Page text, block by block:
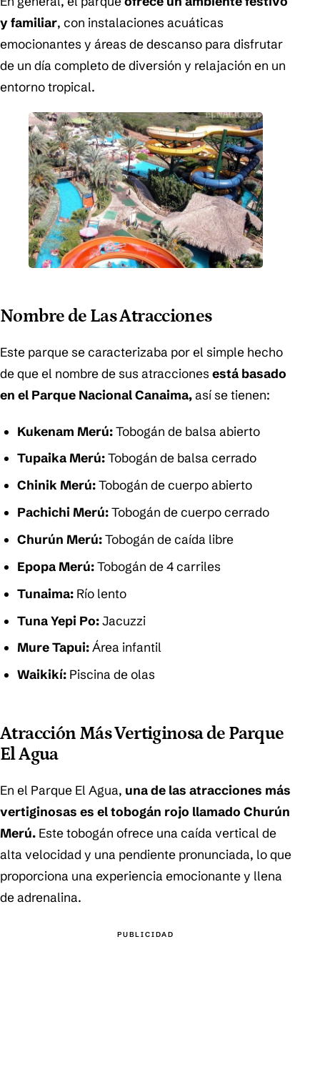
y familiar, con instalaciones acuáticas
emocionantes y áreas de descanso para disfrutar
de un día completo de diversión y relajación en un
entorno tropical.
Nombre de Las Atracciones
Este parque se caracterizaba por el simple hecho
de que el nombre de sus atracciones está basado
en el Parque Nacional Canaima,así se tienen:
Kukenam Merú:Tobogán de balsa abierto
Tupaika Merú:Tobogán de balsa cerrado
Chinik Merú:Tobogán de cuerpo abierto
Pachichi Merú:Tobogán de cuerpo cerrado
Churún Merú:Tobogán de caída libre
Epopa Merú:Tobogán de 4 carriles
Tunaima: Río lento
Tuna Yepi Po:Jacuzzi
Mure Tapui:Área infantil
Waikikí: Piscina de olas
Atracción Más Vertiginosa de Parque
El Agua
En el Parque El Agua, una de las atracciones más
vertiginosas es el tobogán rojo llamado Churún
Merú. Este tobogán ofrece una caída vertical de
alta velocidad y una pendiente pronunciada, lo que
proporciona una experiencia emocionante y llena
de adrenalina.
PUBLICIDAD